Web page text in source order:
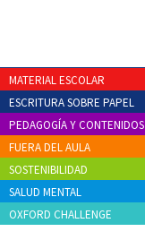
MATERIAL ESCOLAR
ESCRITURA SOBRE PAPEL
PEDAGOGÍA Y CONTENIDOS
FUERA DEL AULA
SOSTENIBILIDAD
SALUD MENTAL
OXFORD CHALLENGE